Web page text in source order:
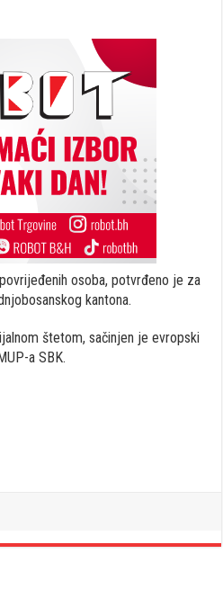
osoba, potvrđeno je za
kantona.
štetom, sačinjen je evropski
a SBK.